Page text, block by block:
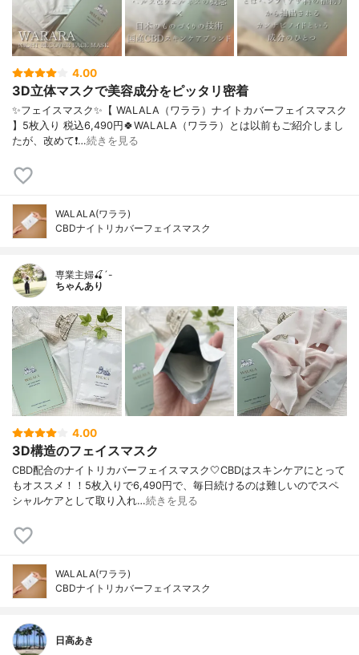
4.00
3D立体マスクで美容成分をピッタリ密着
✨フェイスマスク✨【 WALALA（ワララ）ナイトカバーフェイスマスク
】5枚入り 税込6,490円🍀WALALA（ワララ）とは以前もご紹介しまし
たが、改めて❗…続きを見る
WALALA(ワララ)
CBDナイトリカバーフェイスマスク
専業主婦🍒´-
ちゃんあり
4.00
3D構造のフェイスマスク
CBD配合のナイトリカバーフェイスマスク🤍CBDはスキンケアにとって
もオススメ！！5枚入りで6,490円で、毎日続けるのは難しいのでスペ
シャルケアとして取り入れ…続きを見る
WALALA(ワララ)
CBDナイトリカバーフェイスマスク
日高あき